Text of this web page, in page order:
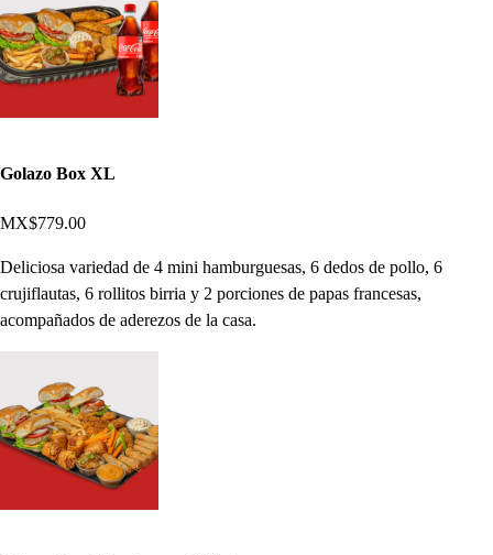
Golazo Box XL
MX$779.00
Deliciosa variedad de 4 mini hamburguesas, 6 dedos de pollo, 6
crujiflautas, 6 rollitos birria y 2 porciones de papas francesas,
acompañados de aderezos de la casa.